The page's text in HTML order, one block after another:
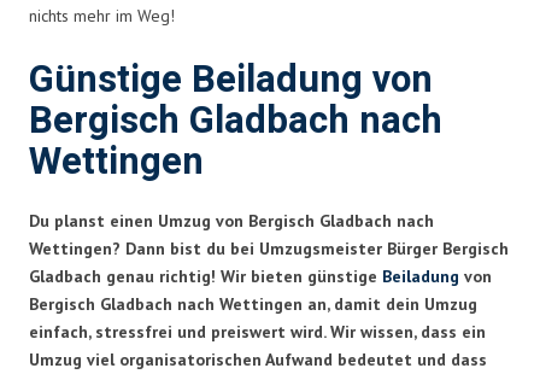
nichts mehr im Weg!
Günstige Beiladung von
Bergisch Gladbach nach
Wettingen
Du planst einen Umzug von Bergisch Gladbach nach
Wettingen? Dann bist du bei Umzugsmeister Bürger Bergisch
Gladbach genau richtig! Wir bieten günstige Beiladung von
Bergisch Gladbach nach Wettingen an, damit dein Umzug
einfach, stressfrei und preiswert wird. Wir wissen, dass ein
Umzug viel organisatorischen Aufwand bedeutet und dass